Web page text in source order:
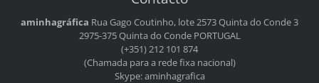
aminhagráfica Rua Gago Coutinho, lote 2573Quinta do Conde 3
2975-375 Quinta do CondePORTUGAL
(+351) 212 101 874
(Chamada para a rede fixa nacional)
Skype: aminhagrafica